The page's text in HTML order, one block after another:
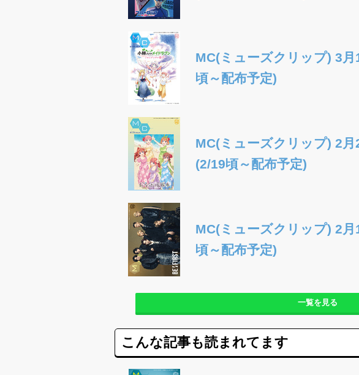
MC(ミューズクリップ) 3
頃～配布予定)
MC(ミューズクリップ) 2月
(2/19頃～配布予定)
MC(ミューズクリップ) 2
頃～配布予定)
一覧を見る
こんな記事も読まれてます